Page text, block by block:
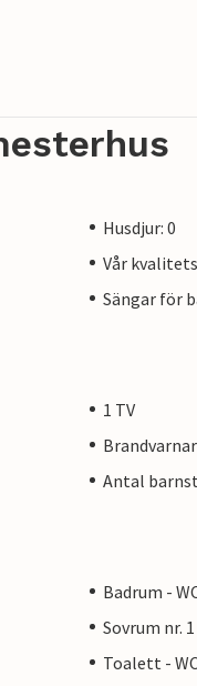
Husdjur: 0
Vår
Sängar för
1 TV
Antal
Badrum -
Sovrum nr.
Toalett -